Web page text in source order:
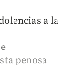
a la
penosa